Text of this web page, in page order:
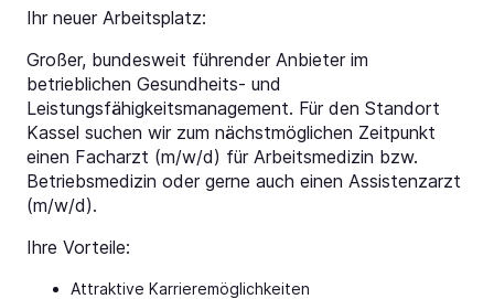
Ihr neuer Arbeitsplatz:
Großer, bundesweit führender Anbieter im
betrieblichen Gesundheits- und
Leistungsfähigkeitsmanagement. Für den Standort
Kassel suchen wir zum nächstmöglichen Zeitpunkt
einen Facharzt (m/w/d) für Arbeitsmedizin bzw.
Betriebsmedizin oder gerne auch einen Assistenzarzt
(m/w/d).
Ihre Vorteile:
Attraktive Karrieremöglichkeiten